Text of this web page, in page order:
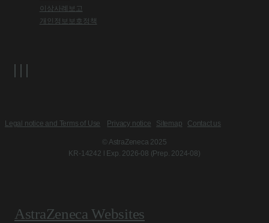
이상사례보고
개인정보보호정책
Legal notice and Terms of Use Privacy notice Sitemap Contact us
© AstraZeneca 2025
KR-14242 l Exp. 2026-08 (Prep. 2024-08)
AstraZeneca Websites